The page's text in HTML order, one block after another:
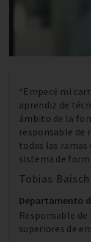
“Empecé mi
aprendiz de
ámbito de la
responsable de
todas las ramas
sistema de
Tobias Baisch
Departamento
Responsable
superiores de